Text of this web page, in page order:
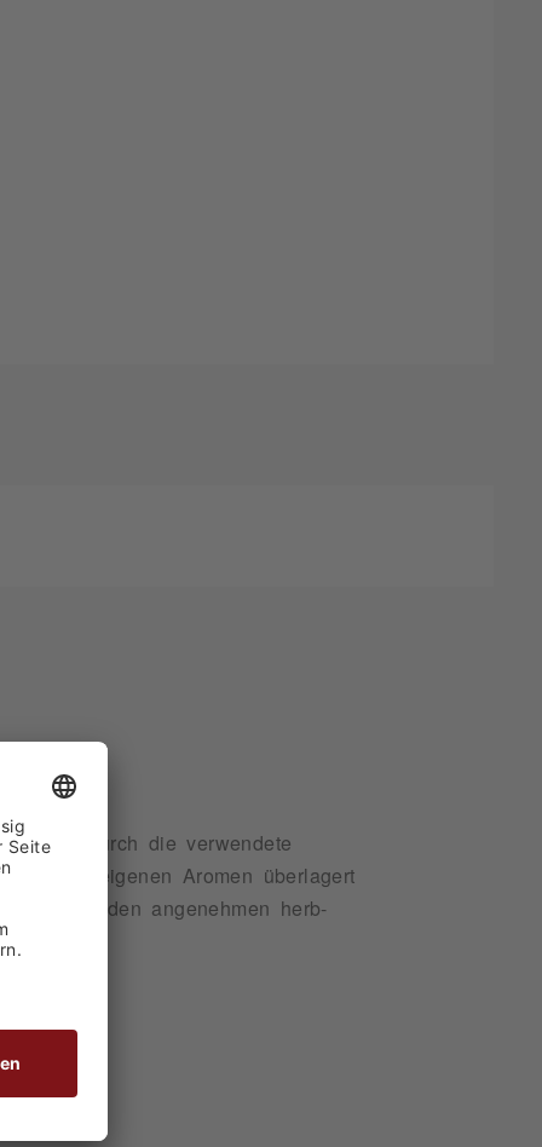
nur durch die verwendete
fruchteigenen Aromen überlagert
und den angenehmen herb-